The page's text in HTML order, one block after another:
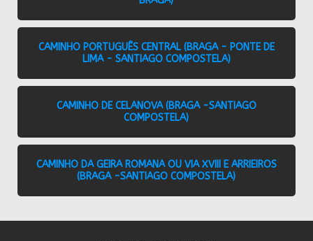
CAMINHO PORTUGUÊS CENTRAL (BRAGA - PONTE DE
LIMA - SANTIAGO COMPOSTELA)
CAMINHO DE CELANOVA (BRAGA -SANTIAGO
COMPOSTELA)
CAMINHO DA GEIRA ROMANA OU VIA XVIII E ARRIEIROS
(BRAGA -SANTIAGO COMPOSTELA)